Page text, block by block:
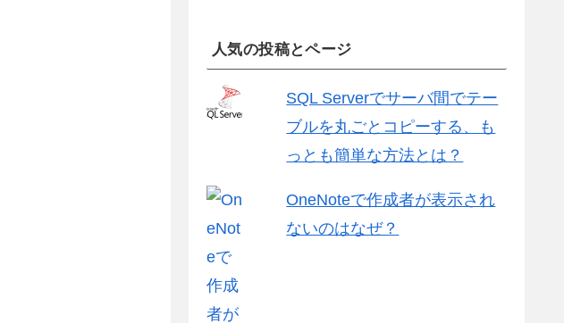
人気の投稿とページ
SQL Serverでサーバ間でテー
ブルを丸ごとコピーする、も
っとも簡単な方法とは？
OneNoteで作成者が表示され
ないのはなぜ？